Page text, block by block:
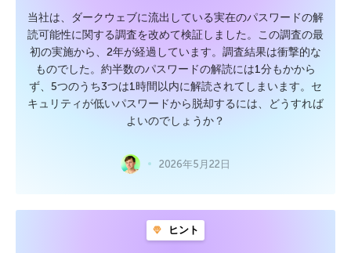
当社は、ダークウェブに流出している実在のパスワードの解
読可能性に関する調査を改めて検証しました。この調査の最
初の実施から、2年が経過しています。調査結果は衝撃的な
ものでした。約半数のパスワードの解読には1分もかから
ず、5つのうち3つは1時間以内に解読されてしまいます。セ
キュリティが低いパスワードから脱却するには、どうすれば
よいのでしょうか？
2026年5月22日
ヒント